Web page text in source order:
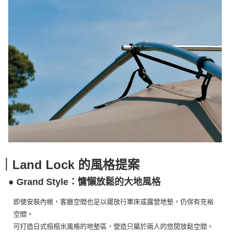
｜Land Lock 的風格提案
● Grand Style：慵懶放鬆的大地風格
即使安裝內帳，客廳空間也足以擺放行軍床或露營地墊，仍保有充裕
空間。
可打造日式榻榻米風格的地墊區，營造只屬於兩人的悠閒放鬆空間。